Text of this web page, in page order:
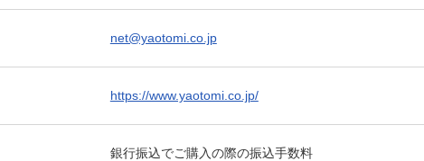
net@yaotomi.co.jp
https://www.yaotomi.co.jp/
銀行振込でご購入の際の振込手数料